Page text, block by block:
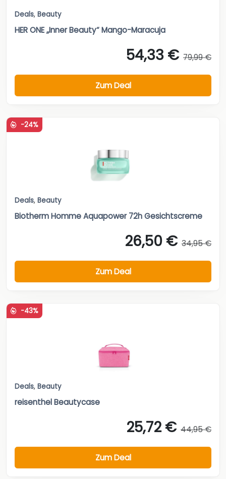
Deals, Beauty
HER ONE „Inner Beauty“ Mango-Maracuja
54,33 € 79,99 €
Zum Deal
-24%
Deals, Beauty
Biotherm Homme Aquapower 72h Gesichtscreme
26,50 € 34,95 €
Zum Deal
-43%
Deals, Beauty
reisenthel Beautycase
25,72 € 44,95 €
Zum Deal